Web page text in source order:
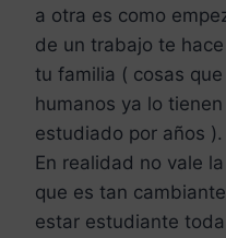
a otra es como
de un trabajo te
tu familia ( cosas
humanos ya lo
estudiado por años ).
En realidad no vale
que es tan
estar estudiante